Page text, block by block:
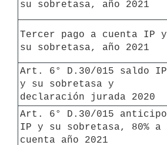
su sobretasa, año 2021
Tercer pago a cuenta IP y
su sobretasa, año 2021
Art. 6° D.30/015 saldo IP
y su sobretasa y
declaración jurada 2020
Art. 6° D.30/015 anticipo
IP y su sobretasa, 80% a
cuenta año 2021